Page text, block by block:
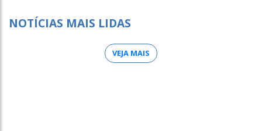
NOTÍCIAS MAIS LIDAS
VEJA MAIS